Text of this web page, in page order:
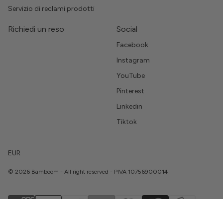
Servizio di reclami prodotti
Richiedi un reso Social
Facebook
Instagram
YouTube
Pinterest
Linkedin
Tiktok
EUR
© 2026 Bamboom - All right reserved - PIVA 10756900014